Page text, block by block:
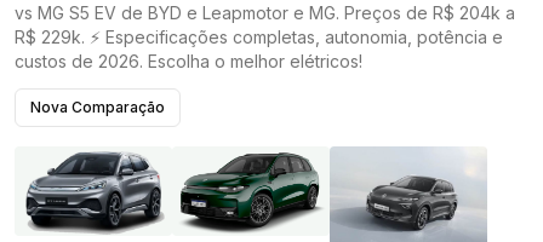
vs MG S5 EV de BYD e Leapmotor e MG. Preços de R$ 204k a
R$ 229k. ⚡ Especificações completas, autonomia, potência e
custos de 2026. Escolha o melhor elétricos!
Nova Comparação